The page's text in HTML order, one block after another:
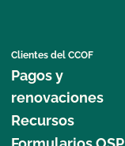
Clientes del CCOF
Pagos y
renovaciones
Recursos